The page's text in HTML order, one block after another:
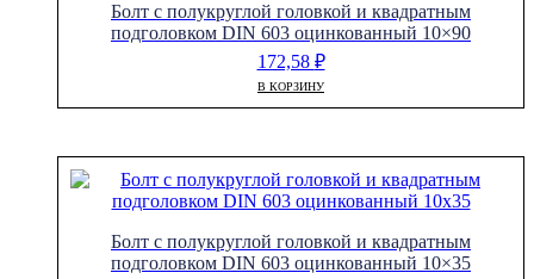
Болт с полукруглой головкой и квадратным
подголовком DIN 603 оцинкованный 10×90
172,58 ₽
В КОРЗИНУ
Болт с полукруглой головкой и квадратным
подголовком DIN 603 оцинкованный 10×35